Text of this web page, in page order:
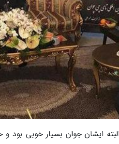
ایشان جوان بسیار خوبی بود